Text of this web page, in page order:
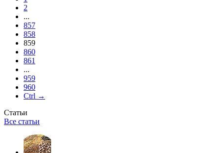
2
...
857
858
859
860
861
...
959
960
Ctrl →
Статьи
Все статьи